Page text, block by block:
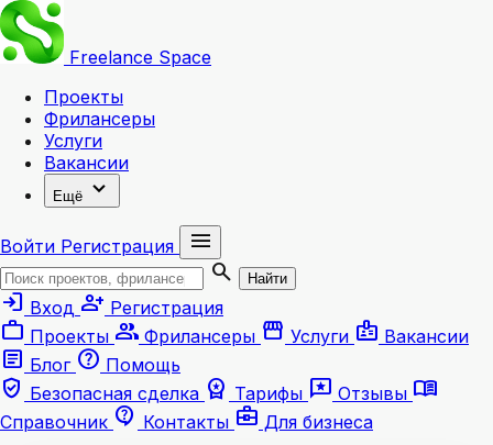
Freelance Space
Проекты
Фрилансеры
Услуги
Вакансии
Ещё expand_more
Войти Регистрация
menu
search
Найти
login Вход person_add Регистрация
work Проекты group Фрилансеры storefront Услуги badge Вакансии
article Блог help Помощь
verified_user Безопасная сделка workspace_premium Тарифы reviews Отзывы menu_book
Справочник contact_support Контакты business_center Для бизнеса